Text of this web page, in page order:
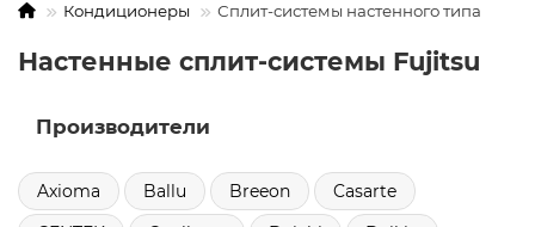
Кондиционеры Сплит-системы настенного типа
Настенные сплит-системы Fujitsu
Производители
Axioma Ballu Breeon
Casarte